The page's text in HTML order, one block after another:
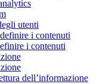
utenti
i contenuti
i contenuti
dell’informazione